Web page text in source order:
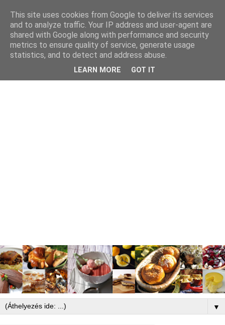
▼
This site uses cookies from Google to deliver its services
and to analyze traffic. Your IP address and user-agent are
shared with Google along with performance and security
metrics to ensure quality of service, generate usage
statistics, and to detect and address abuse.
LEARN MORE GOT IT